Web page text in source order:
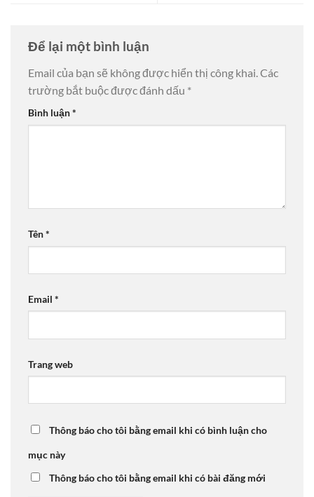
Để lại một bình luận
Email của bạn sẽ không được hiển thị công khai.Các
trường bắt buộc được đánh dấu *
Bình luận*
Tên*
Email *
Trang web
Thông báo cho tôi bằng email khi có bình luận cho
mục này
Thông báo cho tôi bằng email khi có bài đăng mới